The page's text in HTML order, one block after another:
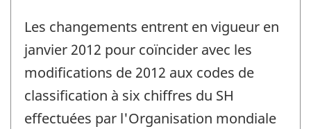
Les changements entrent en vigueur en
janvier 2012 pour coïncider avec les
modifications de 2012 aux codes de
classification à six chiffres du SH
effectuées par l'Organisation mondiale